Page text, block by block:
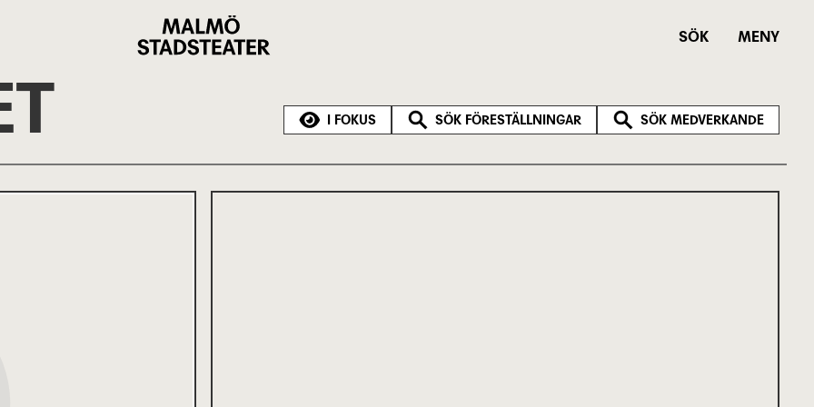
Stadsteater
SÖK MENY
I FOKUS SÖK FÖRESTÄLLNINGAR SÖK MEDVERKANDE